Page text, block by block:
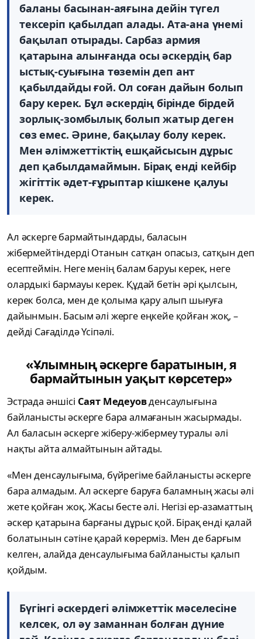
баланы басынан-аяғына дейін түгел
тексеріп қабылдап алады. Ата-ана үнемі
бақылап отырады. Сарбаз армия
қатарына алынғанда осы әскердің бар
ыстық-суығына төземін деп ант
қабылдайды ғой. Ол соған дайын болып
бару керек. Бұл әскердің бірінде бірдей
зорлық-зомбылық болып жатыр деген
сөз емес. Әрине, бақылау болу керек.
Мен әлімжеттіктің ешқайсысын дұрыс
деп қабылдамаймын. Бірақ енді кейбір
жігіттік әдет-ғұрыптар кішкене қалуы
керек.
Ал әскерге бармайтындарды, баласын
жібермейтіндерді Отанын сатқан опасыз, сатқын деп
есептеймін. Неге менің балам баруы керек, неге
олардыкі бармауы керек. Құдай бетін әрі қылсын,
керек болса, мен де қолыма қару алып шығуға
дайынмын. Басым әлі жерге еңкейе қойған жоқ, –
дейді Сағаділдә Үсіпәлі.
«Ұлымның әскерге баратынын, я
бармайтынын уақыт көрсетер»
Эстрада әншісі Саят Медеуовденсаулығына
байланысты әскерге бара алмағанын жасырмады.
Ал баласын әскерге жіберу-жібермеу туралы әлі
нақты айта алмайтынын айтады.
«Мен денсаулығыма, бүйрегіме байланысты әскерге
бара алмадым. Ал әскерге баруға баламның жасы әлі
жете қойған жоқ. Жасы бесте әлі. Негізі ер-азаматтың
әскер қатарына барғаны дұрыс қой. Бірақ енді қалай
болатынын сәтіне қарай көрерміз. Мен де барғым
келген, алайда денсаулығыма байланысты қалып
қойдым.
Бүгінгі әскердегі әлімжеттік мәселесіне
келсек, ол әу заманнан болған дүние